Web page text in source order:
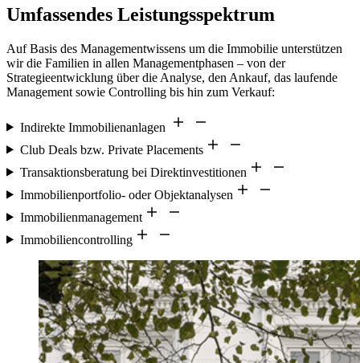
Umfassendes Leistungsspektrum
Auf Basis des Managementwissens um die Immobilie unterstützen
wir die Familien in allen Managementphasen – von der
Strategieentwicklung über die Analyse, den Ankauf, das laufende
Management sowie Controlling bis hin zum Verkauf:
Indirekte Immobilienanlagen
Club Deals bzw. Private Placements
Transaktionsberatung bei Direktinvestitionen
Immobilienportfolio- oder Objektanalysen
Immobilienmanagement
Immobiliencontrolling